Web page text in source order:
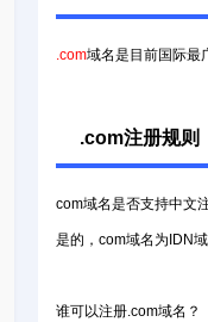
.com域名是目前国际最
.com注册规则
com域名是否支持中文
是的，com域名为IDN
谁可以注册.com域名？